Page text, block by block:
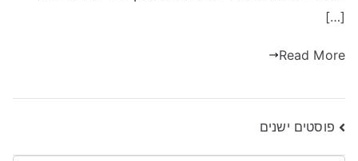
[…]
Read More
ניווט
פוסטים ישנים